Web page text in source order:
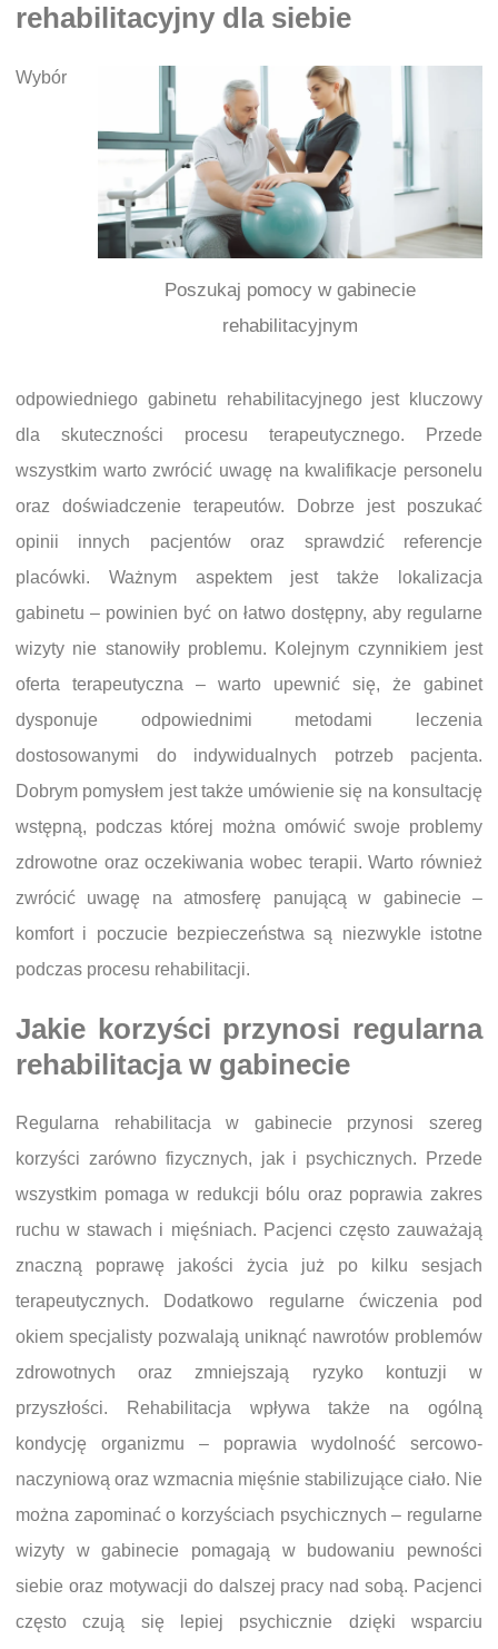
rehabilitacyjny dla siebie
Poszukaj pomocy w gabinecie
rehabilitacyjnym
Wybór
odpowiedniego gabinetu rehabilitacyjnego jest kluczowy
dla skuteczności procesu terapeutycznego. Przede
wszystkim warto zwrócić uwagę na kwalifikacje personelu
oraz doświadczenie terapeutów. Dobrze jest poszukać
opinii innych pacjentów oraz sprawdzić referencje
placówki. Ważnym aspektem jest także lokalizacja
gabinetu – powinien być on łatwo dostępny, aby regularne
wizyty nie stanowiły problemu. Kolejnym czynnikiem jest
oferta terapeutyczna – warto upewnić się, że gabinet
dysponuje odpowiednimi metodami leczenia
dostosowanymi do indywidualnych potrzeb pacjenta.
Dobrym pomysłem jest także umówienie się na konsultację
wstępną, podczas której można omówić swoje problemy
zdrowotne oraz oczekiwania wobec terapii. Warto również
zwrócić uwagę na atmosferę panującą w gabinecie –
komfort i poczucie bezpieczeństwa są niezwykle istotne
podczas procesu rehabilitacji.
Jakie korzyści przynosi regularna
rehabilitacja w gabinecie
Regularna rehabilitacja w gabinecie przynosi szereg
korzyści zarówno fizycznych, jak i psychicznych. Przede
wszystkim pomaga w redukcji bólu oraz poprawia zakres
ruchu w stawach i mięśniach. Pacjenci często zauważają
znaczną poprawę jakości życia już po kilku sesjach
terapeutycznych. Dodatkowo regularne ćwiczenia pod
okiem specjalisty pozwalają uniknąć nawrotów problemów
zdrowotnych oraz zmniejszają ryzyko kontuzji w
przyszłości. Rehabilitacja wpływa także na ogólną
kondycję organizmu – poprawia wydolność sercowo-
naczyniową oraz wzmacnia mięśnie stabilizujące ciało. Nie
można zapominać o korzyściach psychicznych – regularne
wizyty w gabinecie pomagają w budowaniu pewności
siebie oraz motywacji do dalszej pracy nad sobą. Pacjenci
często czują się lepiej psychicznie dzięki wsparciu